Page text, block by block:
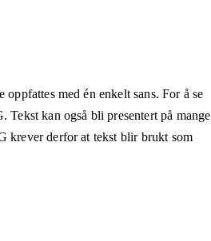
med én enkelt sans. For å se
kan også bli presentert på mange
krever derfor at tekst blir brukt som